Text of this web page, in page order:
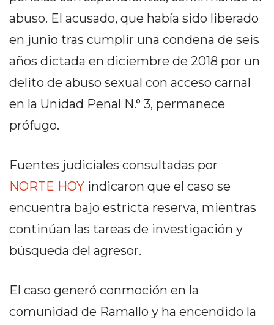
CONDICIONES
POLÍTICAS
DE
MAPA
DEL
SITIO
DEL
DIA
DIARIO
DEPORTIVO
DE
abuso. El acusado, que había sido liberado
en junio tras cumplir una condena de seis
años dictada en diciembre de 2018 por un
delito de abuso sexual con acceso carnal
en la Unidad Penal N.° 3, permanece
prófugo.
Fuentes judiciales consultadas por
NORTE HOY indicaron que el caso se
encuentra bajo estricta reserva, mientras
continúan las tareas de investigación y
búsqueda del agresor.
El caso generó conmoción en la
comunidad de Ramallo y ha encendido la